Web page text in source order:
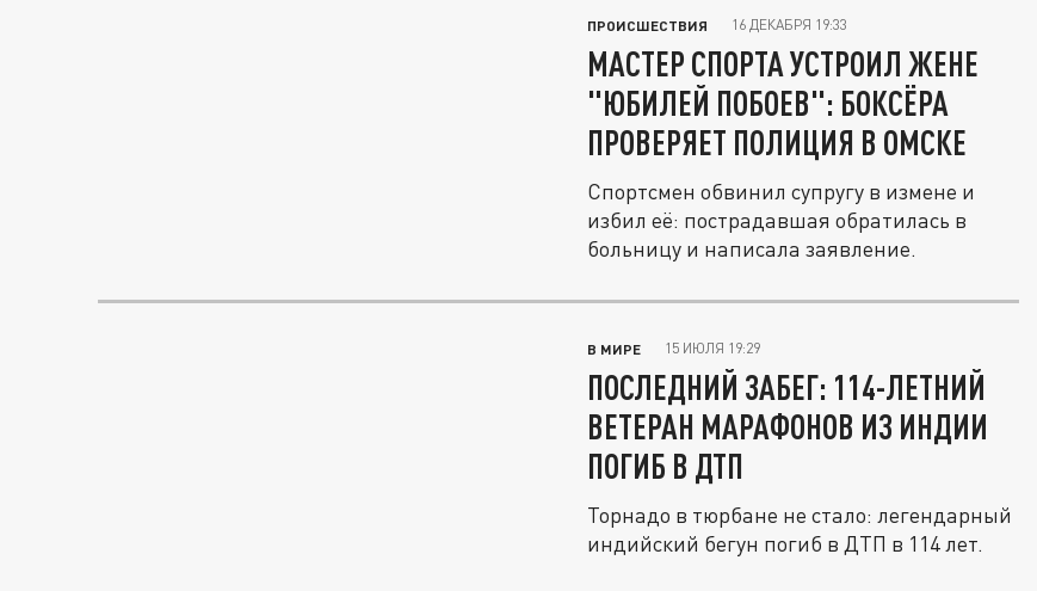
ПРОИСШЕСТВИЯ 16 ДЕКАБРЯ 19:33
МАСТЕР СПОРТА УСТРОИЛ ЖЕНЕ
"ЮБИЛЕЙ ПОБОЕВ": БОКСЁРА
ПРОВЕРЯЕТ ПОЛИЦИЯ В ОМСКЕ
Спортсмен обвинил супругу в измене и
избил её: пострадавшая обратилась в
больницу и написала заявление.
В МИРЕ 15 ИЮЛЯ 19:29
ПОСЛЕДНИЙ ЗАБЕГ: 114-ЛЕТНИЙ
ВЕТЕРАН МАРАФОНОВ ИЗ ИНДИИ
ПОГИБ В ДТП
Торнадо в тюрбане не стало: легендарный
индийский бегун погиб в ДТП в 114 лет.